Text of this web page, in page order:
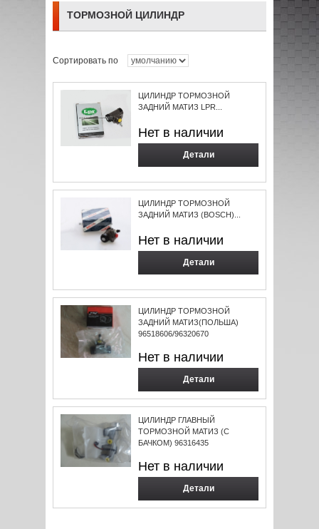
ТОРМОЗНОЙ ЦИЛИНДР
Сортировать по
ЦИЛИНДР ТОРМОЗНОЙ
ЗАДНИЙ МАТИЗ LPR...
Нет в наличии
Детали
ЦИЛИНДР ТОРМОЗНОЙ
ЗАДНИЙ МАТИЗ (BOSCH)...
Нет в наличии
Детали
ЦИЛИНДР ТОРМОЗНОЙ
ЗАДНИЙ МАТИЗ(ПОЛЬША)
96518606/96320670
Нет в наличии
Детали
ЦИЛИНДР ГЛАВНЫЙ
ТОРМОЗНОЙ МАТИЗ (С
БАЧКОМ) 96316435
Нет в наличии
Детали